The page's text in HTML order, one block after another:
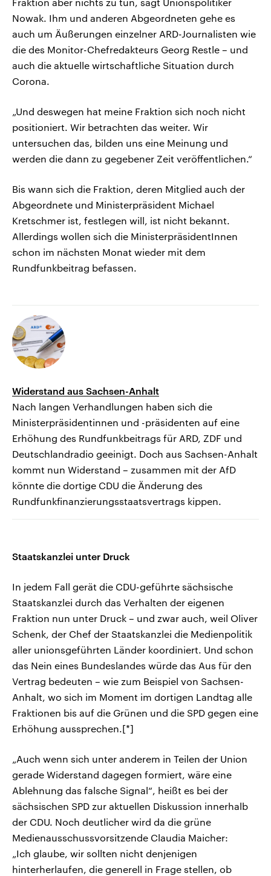
Fraktion aber nichts zu tun, sagt Unionspolitiker
Nowak. Ihm und anderen Abgeordneten gehe es
auch um Äußerungen einzelner ARD-Journalisten wie
die des Monitor-Chefredakteurs Georg Restle – und
auch die aktuelle wirtschaftliche Situation durch
Corona.
„Und deswegen hat meine Fraktion sich noch nicht
positioniert. Wir betrachten das weiter. Wir
untersuchen das, bilden uns eine Meinung und
werden die dann zu gegebener Zeit veröffentlichen.“
Bis wann sich die Fraktion, deren Mitglied auch der
Abgeordnete und Ministerpräsident Michael
Kretschmer ist, festlegen will, ist nicht bekannt.
Allerdings wollen sich die MinisterpräsidentInnen
schon im nächsten Monat wieder mit dem
Rundfunkbeitrag befassen.
Widerstand aus Sachsen-Anhalt
Nach langen Verhandlungen haben sich die
Ministerpräsidentinnen und -präsidenten auf eine
Erhöhung des Rundfunkbeitrags für ARD, ZDF und
Deutschlandradio geeinigt. Doch aus Sachsen-Anhalt
kommt nun Widerstand – zusammen mit der AfD
könnte die dortige CDU die Änderung des
Rundfunkfinanzierungsstaatsvertrags kippen.
Staatskanzlei unter Druck
In jedem Fall gerät die CDU-geführte sächsische
Staatskanzlei durch das Verhalten der eigenen
Fraktion nun unter Druck – und zwar auch, weil Oliver
Schenk, der Chef der Staatskanzlei die Medienpolitik
aller unionsgeführten Länder koordiniert. Und schon
das Nein eines Bundeslandes würde das Aus für den
Vertrag bedeuten – wie zum Beispiel von Sachsen-
Anhalt, wo sich im Moment im dortigen Landtag alle
Fraktionen bis auf die Grünen und die SPD gegen eine
Erhöhung aussprechen.[*]
„Auch wenn sich unter anderem in Teilen der Union
gerade Widerstand dagegen formiert, wäre eine
Ablehnung das falsche Signal“, heißt es bei der
sächsischen SPD zur aktuellen Diskussion innerhalb
der CDU. Noch deutlicher wird da die grüne
Medienausschussvorsitzende Claudia Maicher:
„Ich glaube, wir sollten nicht denjenigen
hinterherlaufen, die generell in Frage stellen, ob